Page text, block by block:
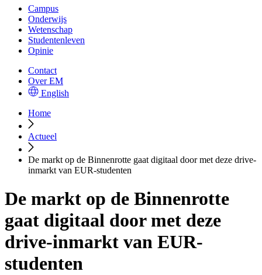
Campus
Onderwijs
Wetenschap
Studentenleven
Opinie
Contact
Over EM
English
Home
Actueel
De markt op de Binnenrotte gaat digitaal door met deze drive-
inmarkt van EUR-studenten
De markt op de Binnenrotte
gaat digitaal door met deze
drive-inmarkt van EUR-
studenten